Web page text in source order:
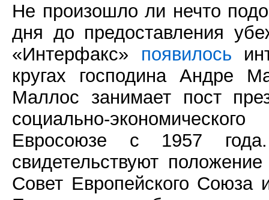
Не произошло ли нечто
дня до предоставления
«Интерфакс» появилось
кругах господина Андре
Маллос занимает пост
социально-
Евросоюзе с 1957
свидетельствуют
Совет Европейского Союза